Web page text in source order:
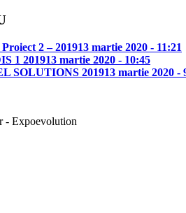
2 – 201913 martie 2020 - 11:21
1 201913 martie 2020 - 10:45
SOLUTIONS 201913 martie 2020 -
- Expoevolution